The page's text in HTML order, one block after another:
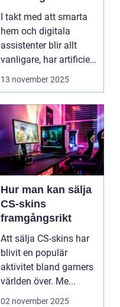
I takt med att smarta
hem och digitala
assistenter blir allt
vanligare, har artificiell
intelligens ...
13 november 2025
Hur man kan sälja
CS-skins
framgångsrikt
Att sälja CS-skins har
blivit en populär
aktivitet bland gamers
världen över. Me...
02 november 2025